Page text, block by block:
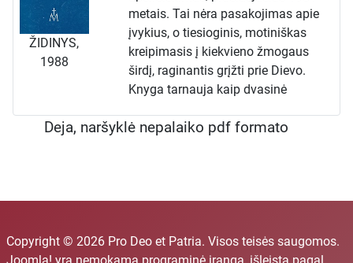
ŽIDINYS,
1988
metais. Tai nėra pasakojimas apie
įvykius, o tiesioginis, motiniškas
kreipimasis į kiekvieno žmogaus
širdį, raginantis grįžti prie Dievo.
Knyga tarnauja kaip dvasinė
pamokymus atskleidžiamas kelias į
temos
aštuonis skyrius, kuriuose pateikiami
trumpi, tačiau esminiai Marijos,
Deja, naršyklė nepalaiko pdf formato
Copyright © 2026 Pro Deo et Patria. Visos teisės saugomos.